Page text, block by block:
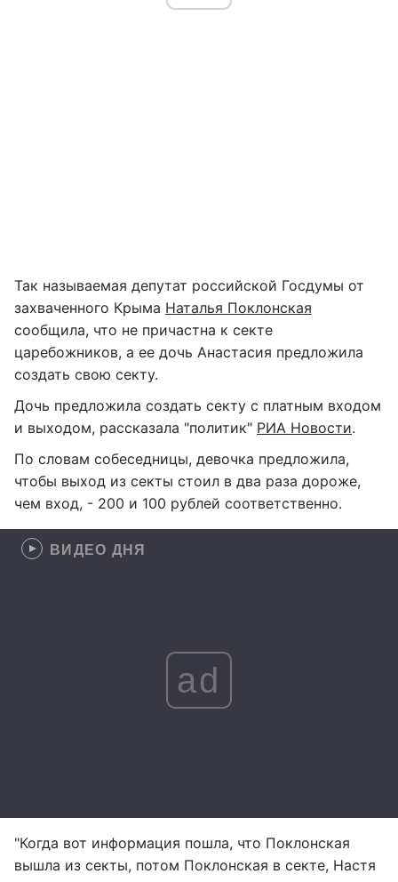
Так называемая депутат российской Госдумы от
захваченного Крыма Наталья Поклонская
сообщила, что не причастна к секте
царебожников, а ее дочь Анастасия предложила
создать свою секту.
Дочь предложила создать секту с платным входом
и выходом, рассказала "политик" РИА Новости.
По словам собеседницы, девочка предложила,
чтобы выход из секты стоил в два раза дороже,
чем вход, - 200 и 100 рублей соответственно.
ВИДЕО ДНЯ
ad
"Когда вот информация пошла, что Поклонская
вышла из секты, потом Поклонская в секте, Настя